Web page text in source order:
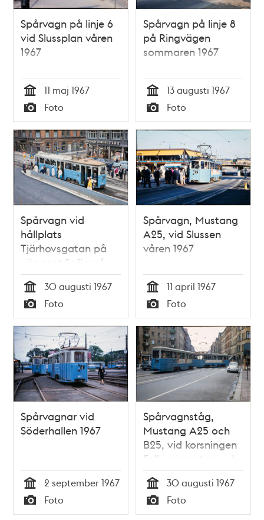
Spårvagn på linje 6
vid Slussplan våren
1967
Tid
11 maj 1967
Typ
Foto
Spårvagn på linje 8
på Ringvägen
sommaren 1967
Tid
13 augusti 1967
Typ
Foto
Spårvagn vid
hållplats
Tjärhovsgatan på
väg mot Sofia på
Södermalm år 1967
Tid
30 augusti 1967
Typ
Foto
Spårvagn, Mustang
A25, vid Slussen
våren 1967
Tid
11 april 1967
Typ
Foto
Spårvagnar vid
Söderhallen 1967
Tid
2 september 1967
Typ
Foto
Spårvagnståg,
Mustang A25 och
B25, vid korsningen
Folkungagatan och
Renstiernas gata år
1967
Tid
30 augusti 1967
Typ
Foto